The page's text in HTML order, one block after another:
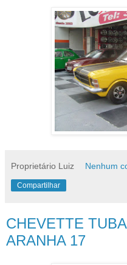
Proprietário Luiz Nenhum
Compartilhar
CHEVETTE
ARANHA 17